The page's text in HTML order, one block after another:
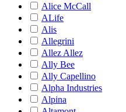
Alice McCall
ALife
Alis
Allegrini
Allez Allez
Ally Bee
Ally Capellino
Alpha Industries
Alpina